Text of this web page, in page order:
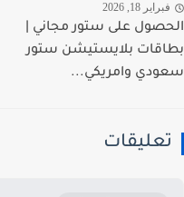
18, 2026
على ستور مجاني |
بلايستيشن ستور
وامريكي...